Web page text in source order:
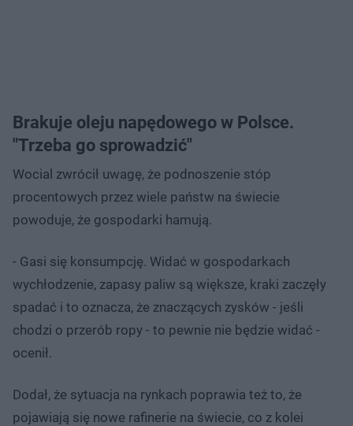
Brakuje oleju napędowego w Polsce.
"Trzeba go sprowadzić"
Wocial zwrócił uwagę, że podnoszenie stóp
procentowych przez wiele państw na świecie
powoduje, że gospodarki hamują.
- Gasi się konsumpcję. Widać w gospodarkach
wychłodzenie, zapasy paliw są większe, kraki zaczęły
spadać i to oznacza, że znaczących zysków - jeśli
chodzi o przerób ropy - to pewnie nie będzie widać -
ocenił.
Dodał, że sytuacja na rynkach poprawia też to, że
pojawiają się nowe rafinerie na świecie, co z kolei